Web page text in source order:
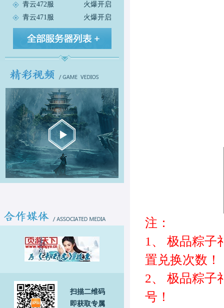
火爆开启
青云472服
火爆开启
青云471服
扫描二维码
即获取专属
注：
1、 极品粽子
置 兑换次数 ！
2、 极品粽子
号！